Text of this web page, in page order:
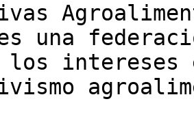
es una
los intereses